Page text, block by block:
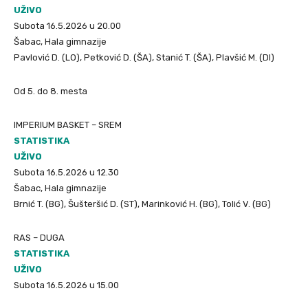
UŽIVO
Subota 16.5.2026 u 20.00
Šabac, Hala gimnazije
Pavlović D. (LO), Petković D. (ŠA), Stanić T. (ŠA), Plavšić M. (DI)
Od 5. do 8. mesta
IMPERIUM BASKET – SREM
STATISTIKA
UŽIVO
Subota 16.5.2026 u 12.30
Šabac, Hala gimnazije
Brnić T. (BG), Šušteršić D. (ST), Marinković H. (BG), Tolić V. (BG)
RAS – DUGA
STATISTIKA
UŽIVO
Subota 16.5.2026 u 15.00